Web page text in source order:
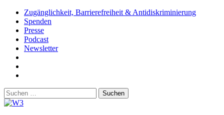
Zum
Inhalt
springen
Zugänglichkeit, Barrierefreiheit & Antidiskriminierung
Spenden
Presse
Podcast
Newsletter
Youtube
Suchen
nach: